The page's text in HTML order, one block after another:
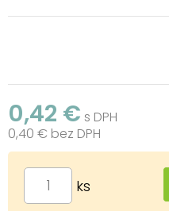
0,42 € s DPH
0,40 € bez DPH
ks